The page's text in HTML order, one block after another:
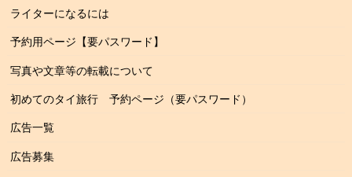
ライターになるには
予約用ページ【要パスワード】
写真や文章等の転載について
初めてのタイ旅行 予約ページ（要パスワード）
広告一覧
広告募集